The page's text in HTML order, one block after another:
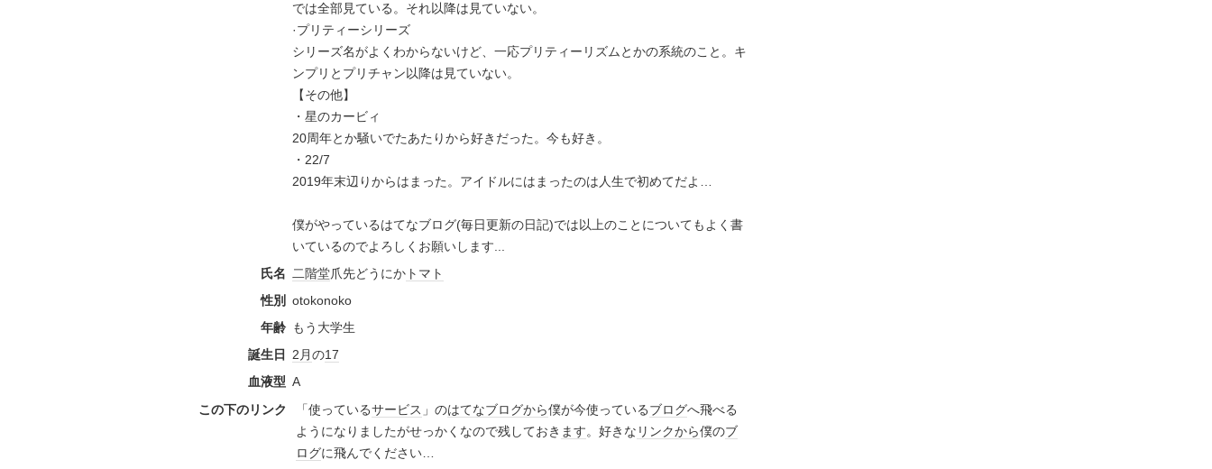
では全部見ている。それ以降は見ていない。
·プリティーシリーズ
シリーズ名がよくわからないけど、一応プリティーリズムとかの系統のこと。キ
ンプリとプリチャン以降は見ていない。
【その他】
・星のカービィ
20周年とか騒いでたあたりから好きだった。今も好き。
・22/7
2019年末辺りからはまった。アイドルにはまったのは人生で初めてだよ…
僕がやっているはてなブログ(毎日更新の日記)では以上のことについてもよく書
いているのでよろしくお願いします...
氏名 二階堂爪先どうにか トマト
性別
otokonoko
年齢 もう大学生
誕生日
2月の17
血液型 A
この下のリンク
「使っているサービス 」のはてなブログから僕が今使っているブログへ飛べる
ようになりましたがせっかくなので残しておき ます。好きな リンクから僕のブ
ログに飛んでください…